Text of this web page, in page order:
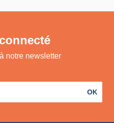
notre newsletter
OK